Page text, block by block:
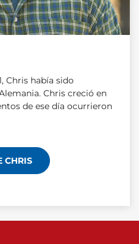
Chris había sido
Chris creció en
de ese día ocurrieron
CHRIS